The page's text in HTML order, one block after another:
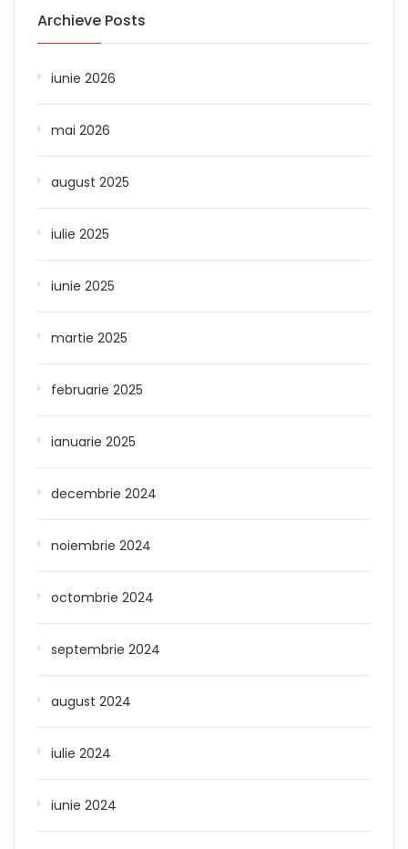
Archieve Posts
iunie 2026
mai 2026
august 2025
iulie 2025
iunie 2025
martie 2025
februarie 2025
ianuarie 2025
decembrie 2024
noiembrie 2024
octombrie 2024
septembrie 2024
august 2024
iulie 2024
iunie 2024